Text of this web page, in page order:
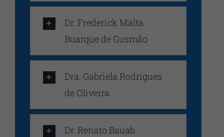
Dr. Frederick Malta
Buarque de Gusmão
Dra. Gabriela Rodrigues
de Oliveira
Dr. Renato Bauab